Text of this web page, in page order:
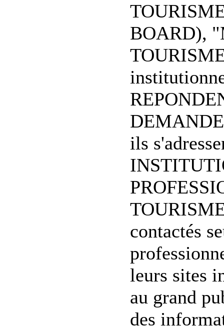
BOARD),
ils
contactés
leurs sites
au grand
des